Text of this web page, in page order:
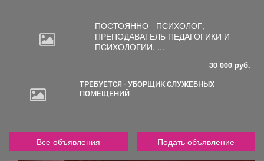
ПОСТОЯННО - ПСИХОЛОГ,
ПРЕПОДАВАТЕЛЬ ПЕДАГОГИКИ И
ПСИХОЛОГИИ. ...
30 000 руб.
ТРЕБУЕТСЯ - УБОРЩИК СЛУЖЕБНЫХ
ПОМЕЩЕНИЙ
Все объявления Подать объявление